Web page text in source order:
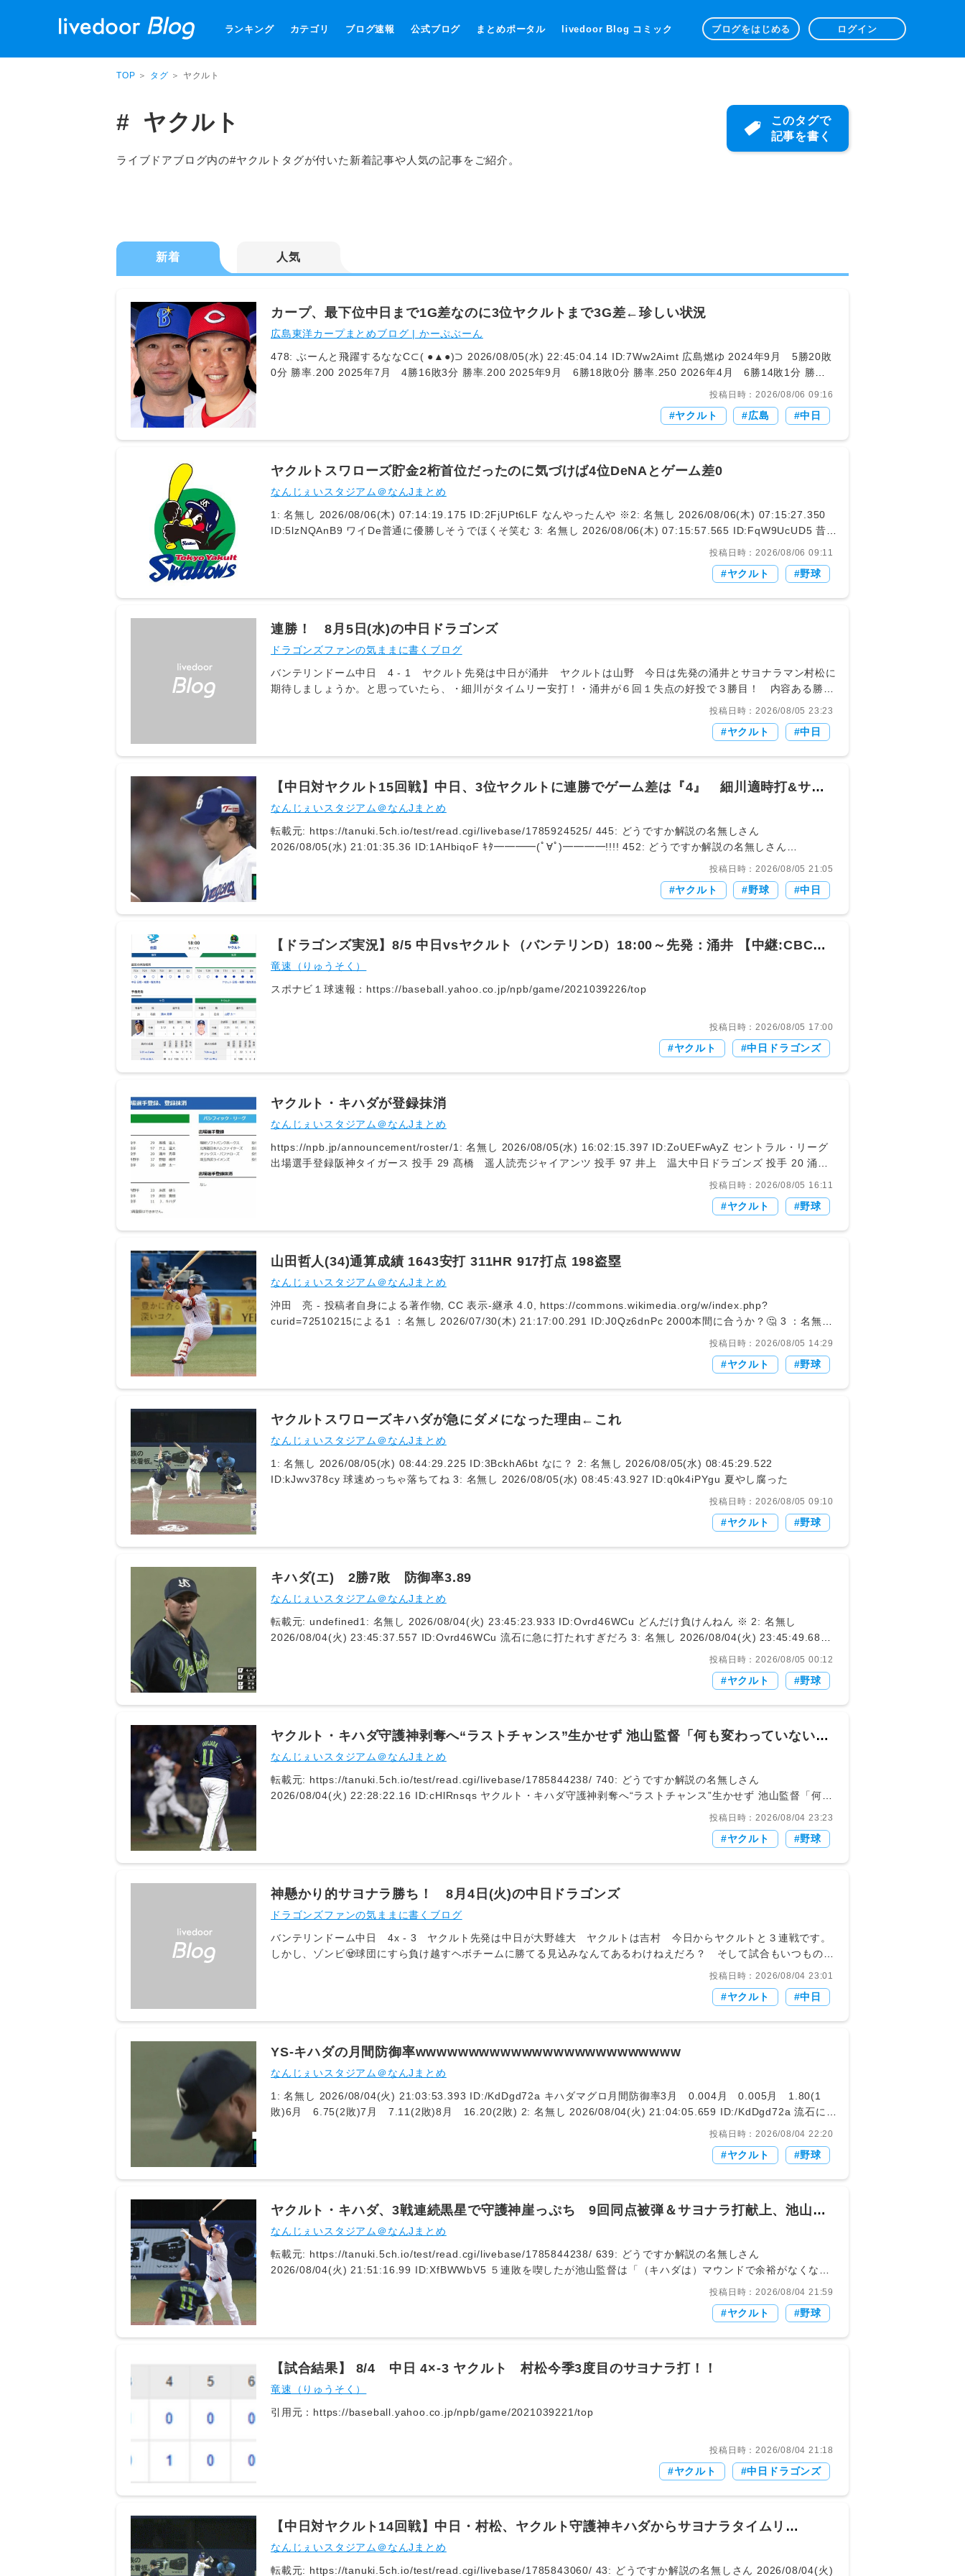
ランキング カテゴリ ブログ速報 公式ブログ まとめポータル livedoor Blog コミック ブログをはじめる ログイン
TOP ＞ タグ ＞ ヤクルト
ヤクルト
ライブドアブログ内の#ヤクルトタグが付いた新着記事や人気の記事をご紹介。
このタグで
記事を書く
新着 人気
カープ、最下位中日まで1G差なのに3位ヤクルトまで3G差←珍しい状況
広島東洋カープまとめブログ | かーぷぶーん
478: ぶーんと飛躍するななC⊂( ●▲●)⊃ 2026/08/05(水) 22:45:04.14 ID:7Ww2Aimt 広島燃ゆ 2024年9月 5勝20敗
0分 勝率.200 2025年7月 4勝16敗3分 勝率.200 2025年9月 6勝18敗0分 勝率.250 2026年4月 6勝14敗1分 勝
785929790/
投稿日時：2026/08/06 09:16
ヤクルト 広島 中日
ヤクルトスワローズ貯金2桁首位だったのに気づけば4位DeNAとゲーム差0
なんじぇいスタジアム＠なんJまとめ
1: 名無し 2026/08/06(木) 07:14:19.175 ID:2FjUPt6LF なんやったんや ※2: 名無し 2026/08/06(木) 07:15:27.350
ID:5lzNQAnB9 ワイDe普通に優勝しそうでほくそ笑む 3: 名無し 2026/08/06(木) 07:15:57.565 ID:FqW9UcUD5 昔横
投稿日時：2026/08/06 09:11
ヤクルト 野球
連勝！ 8月5日(水)の中日ドラゴンズ
ドラゴンズファンの気ままに書くブログ
バンテリンドーム中日 4 - 1 ヤクルト先発は中日が涌井 ヤクルトは山野 今日は先発の涌井とサヨナラマン村松に
期待しましょうか。と思っていたら、・細川がタイムリー安打！・涌井が６回１失点の好投で３勝目！ 内容ある勝ち
投稿日時：2026/08/05 23:23
ヤクルト 中日
【中日対ヤクルト15回戦】中日、3位ヤクルトに連勝でゲーム差は『4』 細川適時打&サノ
ー犠飛で初回2得点 先発・涌井は6イニング1失点で3勝目
なんじぇいスタジアム＠なんJまとめ
転載元: https://tanuki.5ch.io/test/read.cgi/livebase/1785924525/ 445: どうですか解説の名無しさん
2026/08/05(水) 21:01:35.36 ID:1AHbiqoF ｷﾀ━━━━(ﾟ∀ﾟ)━━━━!!!! 452: どうですか解説の名無しさん
投稿日時：2026/08/05 21:05
ヤクルト 野球 中日
【ドラゴンズ実況】8/5 中日vsヤクルト（バンテリンD）18:00～先発：涌井 【中継:CBC J
スポ2 DAZN他】
竜速（りゅうそく）
スポナビ１球速報：https://baseball.yahoo.co.jp/npb/game/2021039226/top
投稿日時：2026/08/05 17:00
ヤクルト 中日ドラゴンズ
ヤクルト・キハダが登録抹消
なんじぇいスタジアム＠なんJまとめ
https://npb.jp/announcement/roster/1: 名無し 2026/08/05(水) 16:02:15.397 ID:ZoUEFwAyZ セントラル・リーグ
出場選手登録阪神タイガース 投手 29 髙橋 遥人読売ジャイアンツ 投手 97 井上 温大中日ドラゴンズ 投手 20 涌
井 秀章広島東洋カープ 外野手 37 野間 峻祥東京ヤクルトスワローズ 投手 26 山野 太一出場選手登録抹消阪神タ
抹消なし 5: 名無し 2026/08/05(水) 16:02:44.725 ID:ZoUEFwAyZ https://npb.jp/announcement/roster/ 4: 名無し
投稿日時：2026/08/05 16:11
ヤクルト 野球
山田哲人(34)通算成績 1643安打 311HR 917打点 198盗塁
なんじぇいスタジアム＠なんJまとめ
沖田 亮 - 投稿者自身による著作物, CC 表示-継承 4.0, https://commons.wikimedia.org/w/index.php?
curid=72510215による1 ：名無し 2026/07/30(木) 21:17:00.291 ID:J0Qz6dnPc 2000本間に合うか？🤔 3 ：名無し
投稿日時：2026/08/05 14:29
ヤクルト 野球
ヤクルトスワローズキハダが急にダメになった理由←これ
なんじぇいスタジアム＠なんJまとめ
1: 名無し 2026/08/05(水) 08:44:29.225 ID:3BckhA6bt なに？ 2: 名無し 2026/08/05(水) 08:45:29.522
ID:kJwv378cy 球速めっちゃ落ちてね 3: 名無し 2026/08/05(水) 08:45:43.927 ID:q0k4iPYgu 夏やし腐った
投稿日時：2026/08/05 09:10
ヤクルト 野球
キハダ(エ) 2勝7敗 防御率3.89
なんじぇいスタジアム＠なんJまとめ
転載元: undefined1: 名無し 2026/08/04(火) 23:45:23.933 ID:Ovrd46WCu どんだけ負けんねん ※ 2: 名無し
2026/08/04(火) 23:45:37.557 ID:Ovrd46WCu 流石に急に打たれすぎだろ 3: 名無し 2026/08/04(火) 23:45:49.684
投稿日時：2026/08/05 00:12
ヤクルト 野球
ヤクルト・キハダ守護神剥奪へ“ラストチャンス”生かせず 池山監督「何も変わっていない」2
軍再調整も
なんじぇいスタジアム＠なんJまとめ
転載元: https://tanuki.5ch.io/test/read.cgi/livebase/1785844238/ 740: どうですか解説の名無しさん
2026/08/04(火) 22:28:22.16 ID:cHlRnsqs ヤクルト・キハダ守護神剥奪へ“ラストチャンス”生かせず 池山監督「何も
だけど、何も変わっていない」と指摘。「また抑えで戻ってこられるようにということは伝えた」と守護神剥奪となっ
22:29:42.90 ID:DKBpACct >>740 期待して送り出してないんだよな 打たれるだろうなって内心わかってそうなのがな
投稿日時：2026/08/04 23:23
ヤクルト 野球
神懸かり的サヨナラ勝ち！ 8月4日(火)の中日ドラゴンズ
ドラゴンズファンの気ままに書くブログ
バンテリンドーム中日 4x - 3 ヤクルト先発は中日が大野雄大 ヤクルトは吉村 今日からヤクルトと３連戦です。
しかし、ゾンビ🧟球団にすら負け越すヘボチームに勝てる見込みなんてあるわけねえだろ？ そして試合もいつものよ
うにビハインドの展開…。クソ試合かと思われましたが、・ボスラーが起死回生の同点HR！・村松がサヨナラタイム
投稿日時：2026/08/04 23:01
ヤクルト 中日
YS-キハダの月間防御率wwwwwwwwwwwwwwwwwwwwwwwww
なんじぇいスタジアム＠なんJまとめ
1: 名無し 2026/08/04(火) 21:03:53.393 ID:/KdDgd72a キハダマグロ月間防御率3月 0.004月 0.005月 1.80(1
敗)6月 6.75(2敗)7月 7.11(2敗)8月 16.20(2敗) 2: 名無し 2026/08/04(火) 21:04:05.659 ID:/KdDgd72a 流石に酷
投稿日時：2026/08/04 22:20
ヤクルト 野球
ヤクルト・キハダ、3戦連続黒星で守護神崖っぷち 9回同点被弾＆サヨナラ打献上、池山監
督「マウンドで余裕がなくなってきている」
なんじぇいスタジアム＠なんJまとめ
転載元: https://tanuki.5ch.io/test/read.cgi/livebase/1785844238/ 639: どうですか解説の名無しさん
2026/08/04(火) 21:51:16.99 ID:XfBWWbV5 ５連敗を喫したが池山監督は「（キハダは）マウンドで余裕がなくなっ
てきている。スピードも１４０キロ後半出ているんだけど一発で弾き返されている」と首をかしげた。 走者を置いた
投稿日時：2026/08/04 21:59
ヤクルト 野球
【試合結果】 8/4 中日 4×-3 ヤクルト 村松今季3度目のサヨナラ打！！
竜速（りゅうそく）
引用元：https://baseball.yahoo.co.jp/npb/game/2021039221/top
投稿日時：2026/08/04 21:18
ヤクルト 中日ドラゴンズ
【中日対ヤクルト14回戦】中日・村松、ヤクルト守護神キハダからサヨナラタイムリ
ー！！！！！！！！！！！！！！！！！
なんじぇいスタジアム＠なんJまとめ
転載元: https://tanuki.5ch.io/test/read.cgi/livebase/1785843060/ 43: どうですか解説の名無しさん 2026/08/04(火)